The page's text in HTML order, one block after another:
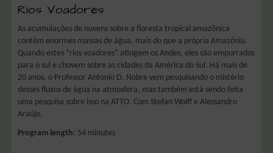
Rios Voadores
As acumulações de nuvens sobre a floresta tropical amazônica
contêm enormes massas de água, mais do que a própria Amazônia.
Quando estes “rios voadores” atingem os Andes, eles são empurrados
para o sul e chovem sobre as cidades da América do Sul. Há mais de
20 anos, o Professor Antonio D. Nobre vem pesquisando o mistério
desses fluxos de água na atmosfera, mas também está sendo feita
uma pesquisa sobre isso na ATTO. Com Stefan Wolff e Alessandro
Araújo.
Program length: 54 minutes